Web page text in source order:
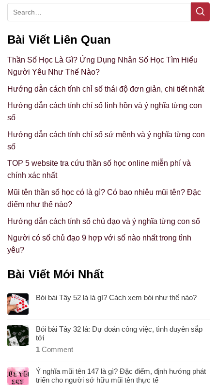
Bài Viết Liên Quan
Thần Số Học Là Gì? Ứng Dụng Nhân Số Học Tìm Hiểu
Người Yêu Như Thế Nào?
Hướng dẫn cách tính chỉ số thái độ đơn giản, chi tiết nhất
Hướng dẫn cách tính chỉ số linh hồn và ý nghĩa từng con
số
Hướng dẫn cách tính chỉ số sứ mệnh và ý nghĩa từng con
số
TOP 5 website tra cứu thần số học online miễn phí và
chính xác nhất
Mũi tên thần số học có là gì? Có bao nhiêu mũi tên? Đặc
điểm như thế nào?
Hướng dẫn cách tính số chủ đạo và ý nghĩa từng con số
Người có số chủ đạo 9 hợp với số nào nhất trong tình
yêu?
Bài Viết Mới Nhất
Bói bài Tây 52 lá là gì? Cách xem bói như thế nào?
Bói bài Tây 32 lá: Dự đoán công việc, tình duyên sắp
tới
1 Comment
Ý nghĩa mũi tên 147 là gì? Đặc điểm, định hướng phát
triển cho người sở hữu mũi tên thực tế